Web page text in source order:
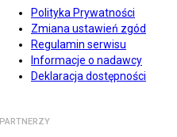
Polityka Prywatności
Zmiana ustawień zgód
Regulamin serwisu
Informacje o nadawcy
Deklaracja dostępności
PARTNERZY